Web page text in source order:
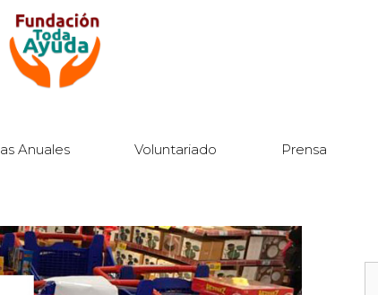
Anuales Voluntariado Prensa